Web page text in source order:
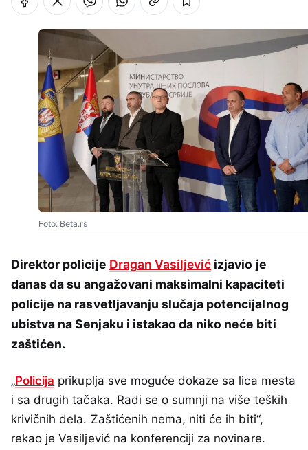
Foto: Beta.rs
Direktor policije Dragan Vasiljević izjavio je
danas da su angažovani maksimalni kapaciteti
policije na rasvetljavanju slučaja potencijalnog
ubistva na Senjaku i istakao da niko neće biti
zaštićen.
„Policija prikuplja sve moguće dokaze sa lica mesta
i sa drugih tačaka. Radi se o sumnji na više teških
krivičnih dela. Zaštićenih nema, niti će ih biti“,
rekao je Vasiljević na konferenciji za novinare.